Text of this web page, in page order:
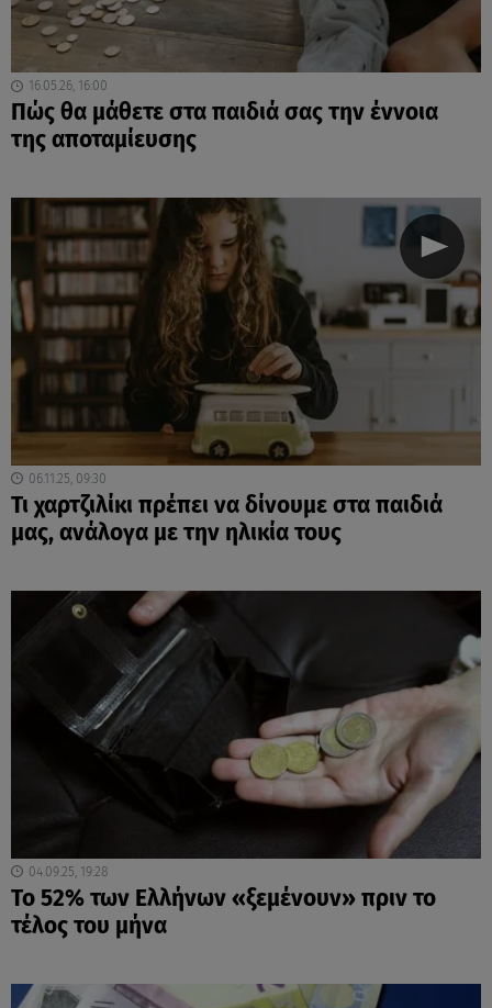
16.05.26, 16:00
Πώς θα μάθετε στα παιδιά σας την έννοια
της αποταμίευσης
06.11.25, 09:30
Τι χαρτζιλίκι πρέπει να δίνουμε στα παιδιά
μας, ανάλογα με την ηλικία τους
04.09.25, 19:28
Το 52% των Ελλήνων «ξεμένουν» πριν το
τέλος του μήνα